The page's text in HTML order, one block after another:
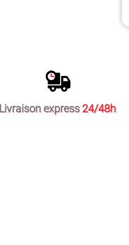
Livraison express 24/48h